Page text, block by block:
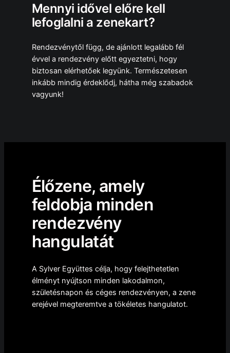
Mennyi idővel előre kell
lefoglalni a zenekart?
Rendezvénytől függ, de ajánlott legalább fél
évvel a rendezvény előtt egyeztetni, hogy
biztosan elérhetőek legyünk. Természetesen
inkább mindig érdeklődj, hátha még szabadok
vagyunk!
Élőzene, amely
feldobja minden
rendezvény
hangulatát
A Sylver Együttes célja, hogy felejthetetlen
élményt nyújtson minden lakodalmon,
születésnapon és céges rendezvényen, a zene
erejével megteremtve a tökéletes hangulatot.